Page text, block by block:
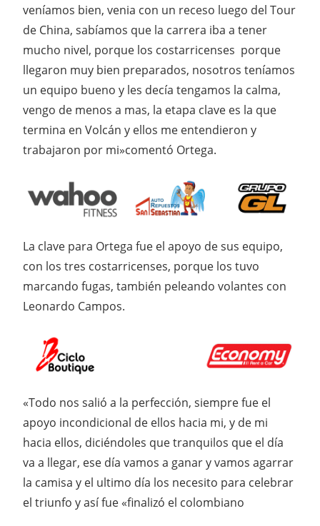
veníamos bien, venia con un receso luego del Tour
de China, sabíamos que la carrera iba a tener
mucho nivel, porque los costarricenses porque
llegaron muy bien preparados, nosotros teníamos
un equipo bueno y les decía tengamos la calma,
vengo de menos a mas, la etapa clave es la que
termina en Volcán y ellos me entendieron y
trabajaron por mi»comentó Ortega.
La clave para Ortega fue el apoyo de sus equipo,
con los tres costarricenses, porque los tuvo
marcando fugas, también peleando volantes con
Leonardo Campos.
«Todo nos salió a la perfección, siempre fue el
apoyo incondicional de ellos hacia mi, y de mi
hacia ellos, diciéndoles que tranquilos que el día
va a llegar, ese día vamos a ganar y vamos agarrar
la camisa y el ultimo día los necesito para celebrar
el triunfo y así fue «finalizó el colombiano